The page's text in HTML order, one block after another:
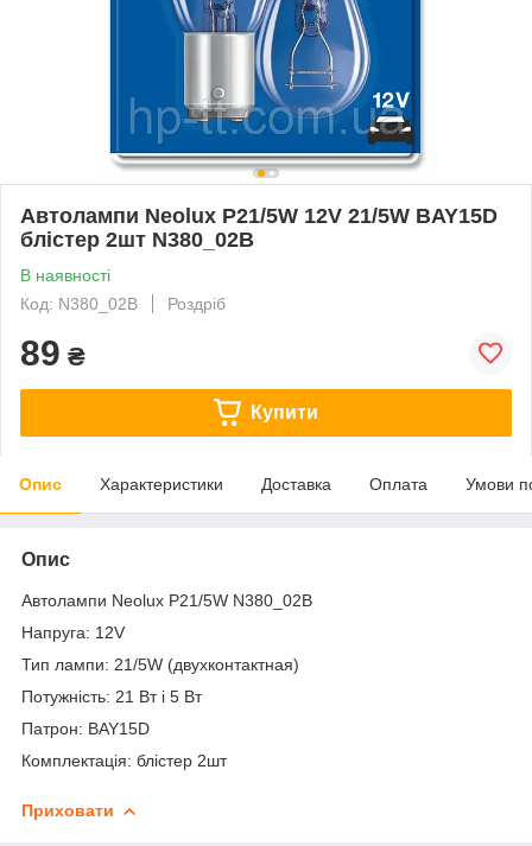
Автолампи Neolux P21/5W 12V 21/5W BAY15D
блістер 2шт N380_02B
В наявності
Код: N380_02B
Роздріб
89 ₴
Купити
Опис Характеристики Доставка Оплата Умови
Опис
Автолампи Neolux P21/5W N380_02B
Напруга: 12V
Тип лампи: 21/5W (двухконтактная)
Потужність: 21 Вт і 5 Вт
Патрон: BAY15D
Комплектація: блістер 2шт
Приховати